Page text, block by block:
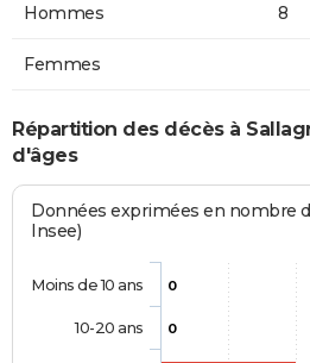
Hommes 8
Femmes
Répartition des décès à
d'âges
Données exprimées en nombre
Insee)
0
0
Moins de 10 ans
10-20 ans